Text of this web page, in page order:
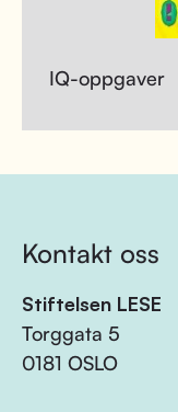
IQ-oppgaver
Kontakt oss
Stiftelsen LESE
Torggata 5
0181 OSLO